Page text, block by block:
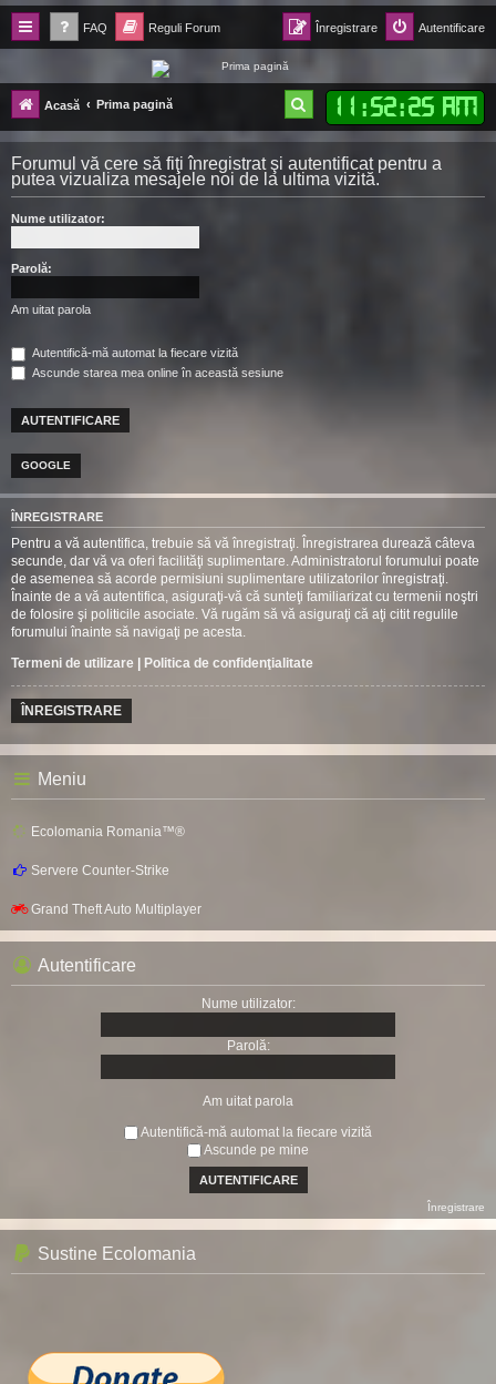
FAQ Reguli Forum Autentificare
Înregistrare
Forum Ecolomania™®
-= Idei pentru viitor =-
Acasă Prima pagină 11 :52:26 AM
ă
u
Forumul vă cere să fiţi înregistrat şi autentificat pentru a
putea vizualiza mesajele noi de la ultima vizită.
Nume utilizator:
Parolă:
Am uitat parola
Autentifică-mă automat la fiecare vizită
Ascunde starea mea online în această sesiune
GOOGLE
ÎNREGISTRARE
Pentru a vă autentifica, trebuie să vă înregistraţi. Înregistrarea durează câteva
secunde, dar vă va oferi facilităţi suplimentare. Administratorul forumului poate
de asemenea să acorde permisiuni suplimentare utilizatorilor înregistraţi.
Înainte de a vă autentifica, asiguraţi-vă că sunteţi familiarizat cu termenii noştri
de folosire şi politicile asociate. Vă rugăm să vă asiguraţi că aţi citit regulile
forumului înainte să navigaţi pe acesta.
Termeni de utilizare | Politica de confidenţialitate
ÎNREGISTRARE
Meniu
Ecolomania Romania™®
Servere Counter-Strike
Grand Theft Auto Multiplayer
Autentificare
Nume utilizator:
Parolă:
Am uitat parola
Autentifică-mă automat la fiecare vizită
Ascunde pe mine
Înregistrare
Sustine Ecolomania